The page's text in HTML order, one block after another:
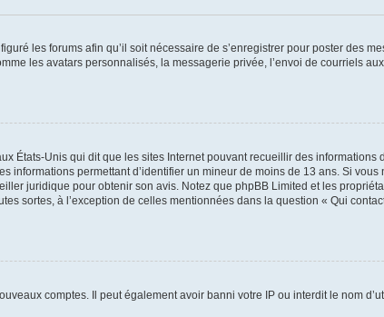
les forums afin qu’il soit nécessaire de s’enregistrer pour poster des
les avatars personnalisés, la messagerie privée, l’envoi de courriels
États-Unis qui dit que les sites Internet pouvant recueillir des informations
informations permettant d’identifier un mineur de moins de 13 ans. Si
juridique pour obtenir son avis. Notez que phpBB Limited et les
sortes, à l’exception de celles mentionnées dans la question « Qui
comptes. Il peut également avoir banni votre IP ou interdit le nom